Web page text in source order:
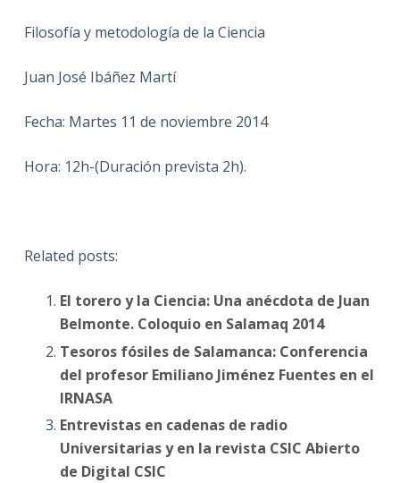
Filosofía y metodología de la Ciencia
Juan José Ibáñez Martí
Fecha: Martes 11 de noviembre 2014
Hora: 12h-(Duración prevista 2h).
Related posts:
El torero y la Ciencia: Una anécdota de Juan
Belmonte. Coloquio en Salamaq 2014
Tesoros fósiles de Salamanca: Conferencia
del profesor Emiliano Jiménez Fuentes en el
IRNASA
Entrevistas en cadenas de radio
Universitarias y en la revista CSIC Abierto
de Digital CSIC